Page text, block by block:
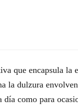
que encapsula la
la dulzura
como para